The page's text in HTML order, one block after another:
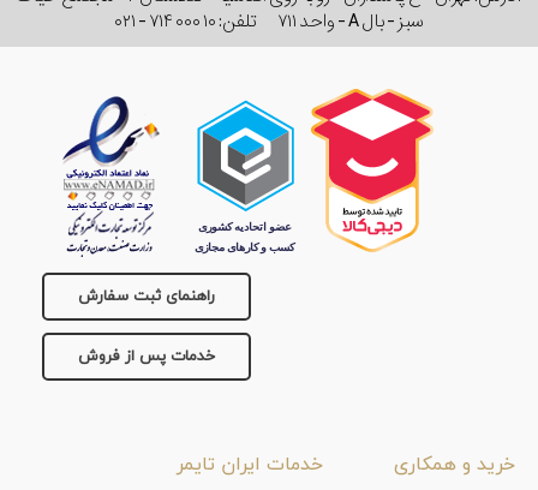
کشور
سبز - بال A - واحد ۷۱۱
تلفن:۰۲۱ - ۷۱۴ ۰۰۰ ۱۰
راهنمای ثبت سفارش
خدمات پس از فروش
خرید و همکاری خدمات ایران تایمر